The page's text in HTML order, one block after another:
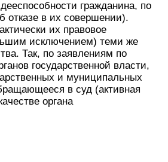
гражданина, по
отказе в их совершении).
их правовое
исключением) теми же
Так, по заявлениям по
государственной власти,
и муниципальных
в суд (активная
органа